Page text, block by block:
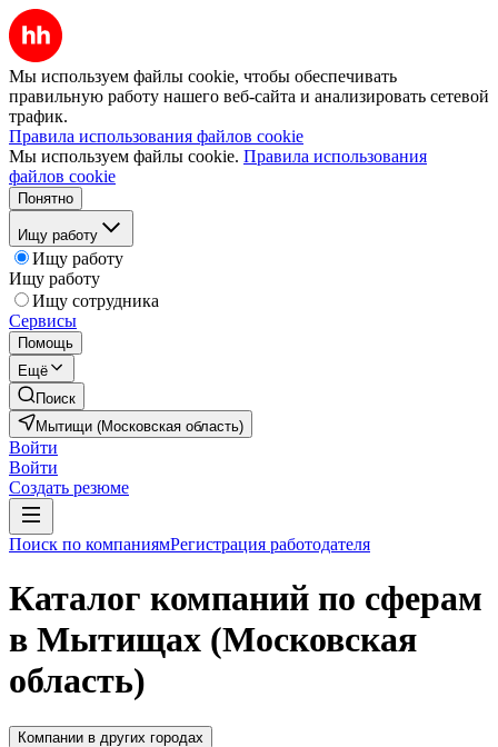
Мы используем файлы cookie, чтобы обеспечивать
правильную работу нашего веб-сайта и анализировать сетевой
трафик.
Правила использования файлов cookie
Мы используем файлы cookie. Правила использования
файлов cookie
Понятно
Ищу работу
Ищу работу
Ищу работу
Ищу сотрудника
Сервисы
Помощь
Ещё
Поиск
Мытищи (Московская область)
Войти
Войти
Создать резюме
Поиск по компаниямРегистрация работодателя
Каталог компаний по сферам
в Мытищах (Московская
область)
Компании в других городах